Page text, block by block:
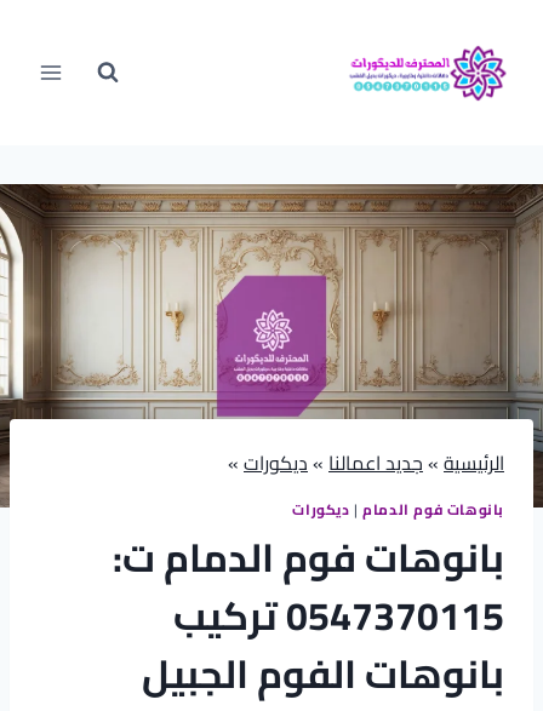
المحتوى
الرئيسية»جديد اعمالنا»ديكورات»
بانوهات فوم الدمام| ديكورات
بانوهات فوم الدمام ت:
0547370115 تركيب
بانوهات الفوم الجبيل